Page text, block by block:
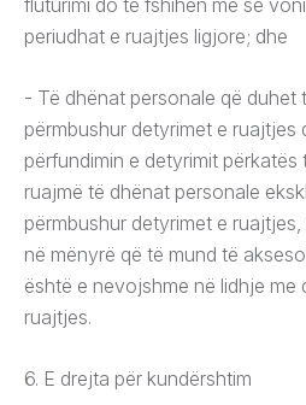
fluturimi do të fshihen më së
periudhat e ruajtjes ligjore; dhe
- Të dhënat personale që duhet
përmbushur detyrimet e ruajtjes
përfundimin e detyrimit përkatës
ruajmë të dhënat personale
përmbushur detyrimet e
në mënyrë që të mund të
është e nevojshme në lidhje me
ruajtjes.
6. E drejta për kundërshtim